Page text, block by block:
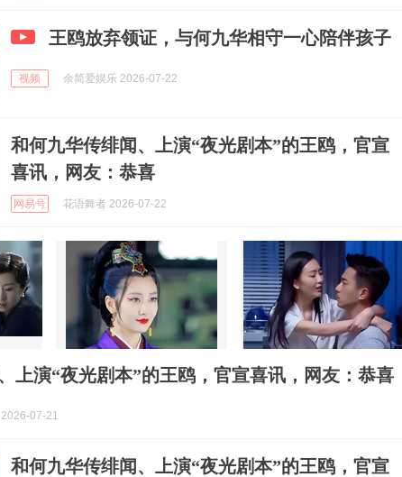
王鸥放弃领证，与何九华相守一心陪伴孩子
视频 余简爱娱乐 2026-07-22
和何九华传绯闻、上演“夜光剧本”的王鸥，官宣
喜讯，网友：恭喜
网易号 花语舞者 2026-07-22
上演“夜光剧本”的王鸥，官宣喜讯，网友：恭喜
07-21
和何九华传绯闻、上演“夜光剧本”的王鸥，官宣